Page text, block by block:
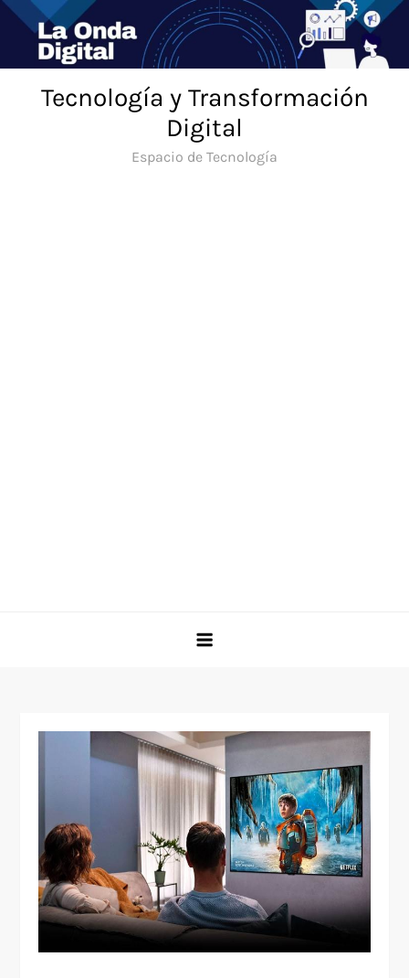
Saltar
contenido
Tecnología y Transformación
Digital
Espacio de Tecnología